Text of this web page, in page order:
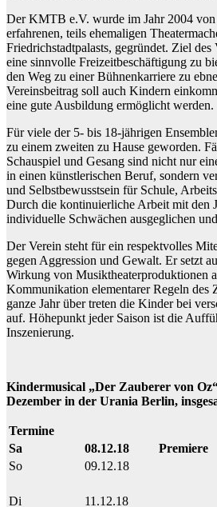
Der KMTB e.V. wurde im Jahr 2004 von
erfahrenen, teils ehemaligen
Friedrichstadtpalasts, gegründet. Ziel
eine sinnvolle Freizeitbeschäftigung zu
den Weg zu einer Bühnenkarriere zu
Vereinsbeitrag soll auch Kindern
eine gute Ausbildung ermöglicht werden.
Für viele der 5- bis 18-jährigen
zu einem zweiten zu Hause geworden.
Schauspiel und Gesang sind nicht nur
in einen künstlerischen Beruf, sondern
und Selbstbewusstsein für Schule,
Durch die kontinuierliche Arbeit mit den
individuelle Schwächen ausgeglichen
Der Verein steht für ein respektvolles
gegen Aggression und Gewalt. Er setzt
Wirkung von Musiktheaterproduktionen
Kommunikation elementarer Regeln des
ganze Jahr über treten die Kinder bei
auf. Höhepunkt jeder Saison ist die
Inszenierung.
Kindermusical „Der Zauberer von
Dezember in der Urania Berlin,
Termine
Sa
08.12.18 Premiere
So
09.12.18
Di
11.12.18